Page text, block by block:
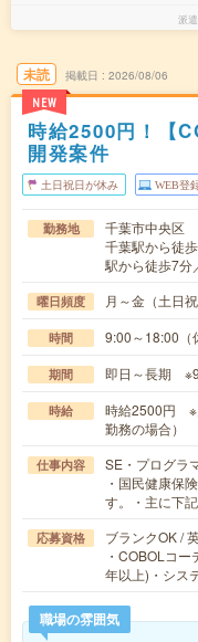
派
未読
NEW
掲載日 2026/08/06
時給2500円！【
開発案件
土日祝日が休み WEB登
勤務地
千葉市中央区
千葉駅から徒
駅から徒歩7分
曜日頻度 月～金（土日祝
時間 9:00～18:00
期間 即日～長期 ※9
時給
時給2500円 ※
勤務の場合）
仕事内容
SE・プログラ
・国民健康保
す。・主に下
応募資格
ブランクOK /
・COBOLコ
年以上)・シス
職場の雰囲気